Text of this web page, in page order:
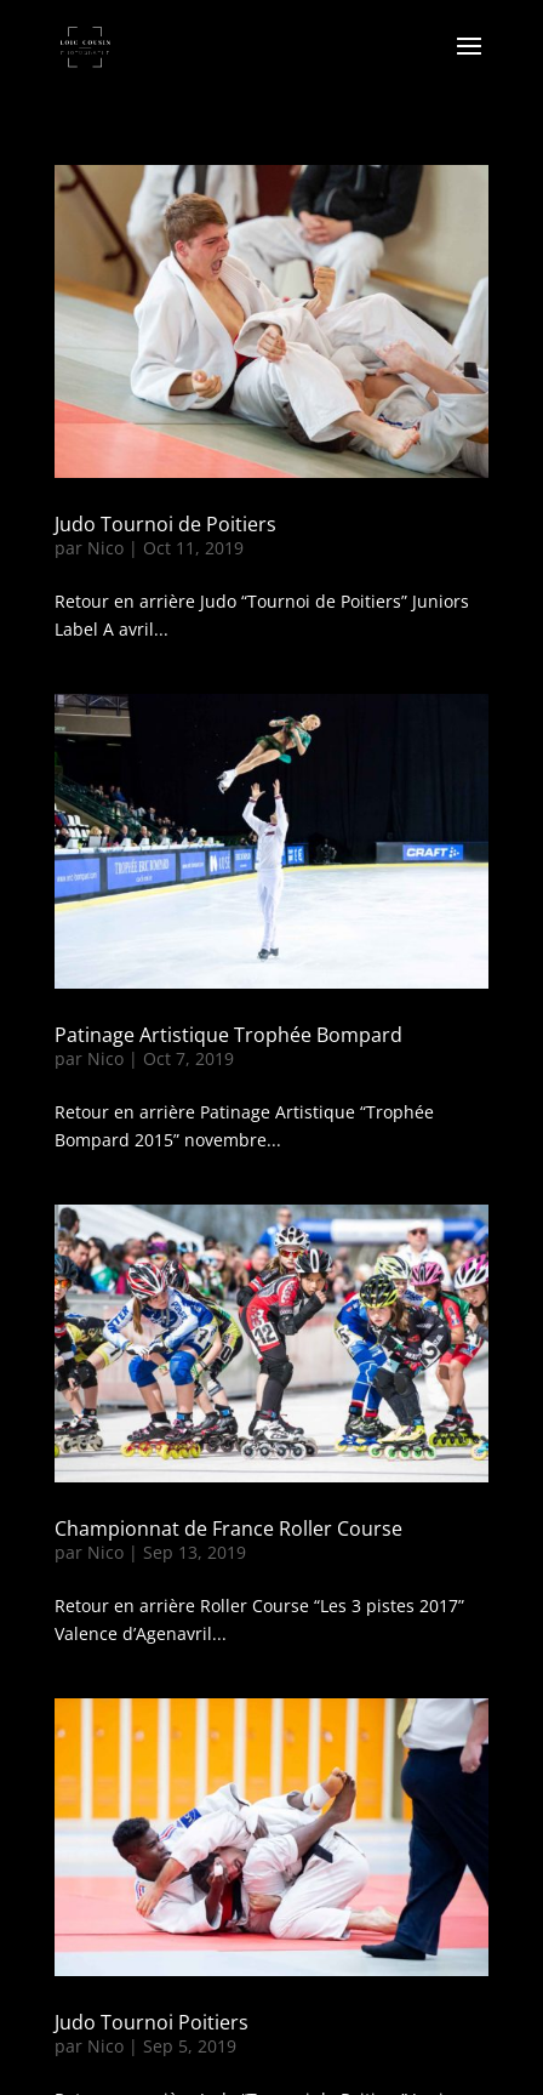
Judo Tournoi de Poitiers
par Nico| Oct 11, 2019
Retour en arrière Judo “Tournoi de Poitiers” Juniors
Label A avril...
Patinage Artistique Trophée Bompard
par Nico| Oct 7, 2019
Retour en arrière Patinage Artistique “Trophée
Bompard 2015” novembre...
Championnat de France Roller Course
par Nico| Sep 13, 2019
Retour en arrière Roller Course “Les 3 pistes 2017”
Valence d’Agenavril...
Judo Tournoi Poitiers
par Nico| Sep 5, 2019